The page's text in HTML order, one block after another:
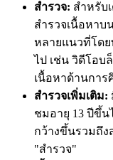
สำรวจ: สำหรับ
สำรวจเนื้อหาบ
หลายแนวที่โด
ไป เช่น วิดีโอบ
เนื้อหาด้านกา
สำรวจเพิ่มเติม:
ชมอายุ 13 ปีขึ้น
กว้างขึ้นรวมถึ
"สำรวจ"